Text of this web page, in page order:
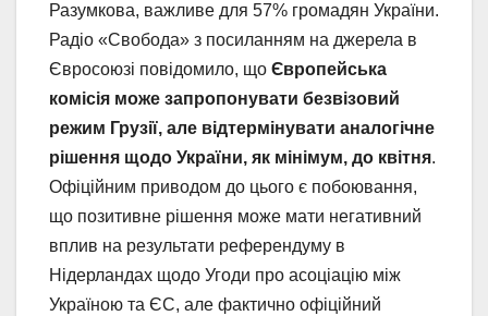
Разумкова, важливе для 57% громадян України.
Радіо «Свобода» з посиланням на джерела в
Євросоюзі повідомило, що Європейська
комісія може запропонувати безвізовий
режим Грузії, але відтермінувати аналогічне
рішення щодо України, як мінімум, до квітня.
Офіційним приводом до цього є побоювання,
що позитивне рішення може мати негативний
вплив на результати референдуму в
Нідерландах щодо Угоди про асоціацію між
Україною та ЄС, але фактично офіційний